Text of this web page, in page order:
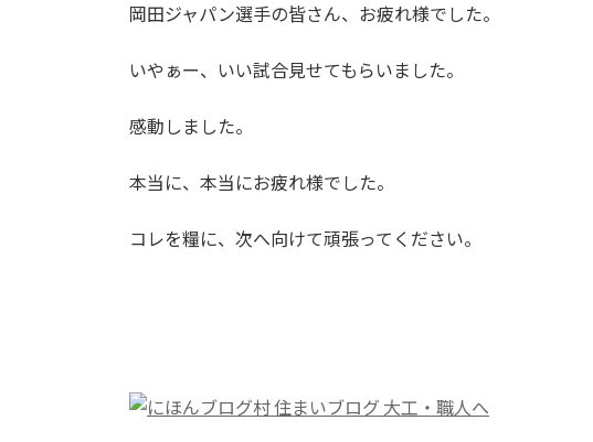
:
岡田ジャパン選手の皆さん、お疲れ様でした。
いやぁー、いい試合見せてもらいました。
感動しました。
本当に、本当にお疲れ様でした。
コレを糧に、次へ向けて頑張ってください。